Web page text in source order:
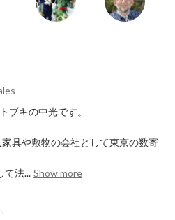
ブキの中光です。
具や敷物の会社として東京の数寄
て法... Show more